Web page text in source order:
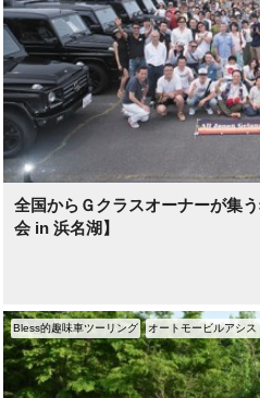
全国からＧクラスオーナーが集
会 in 浜名湖】
Bless的趣味車ツーリング オートモービルアシス